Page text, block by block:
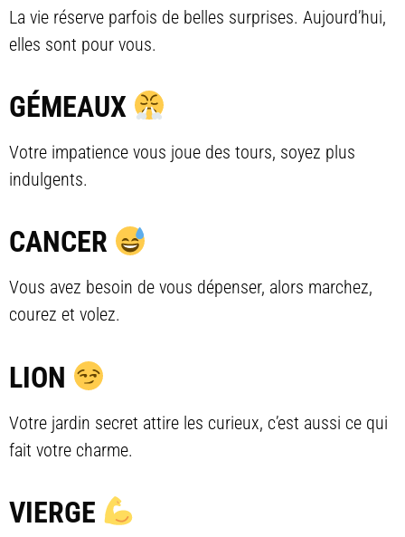
La vie réserve parfois de belles surprises. Aujourd’hui,
elles sont pour vous.
GÉMEAUX
Votre impatience vous joue des tours, soyez plus
indulgents.
CANCER
Vous avez besoin de vous dépenser, alors marchez,
courez et volez.
LION
Votre jardin secret attire les curieux, c’est aussi ce qui
fait votre charme.
VIERGE